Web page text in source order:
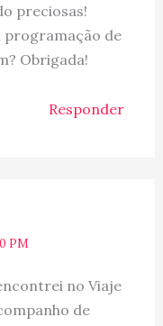
preciosas!
programação de
Obrigada!
Responder
PM
no Viaje
de